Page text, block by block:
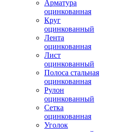
Арматура
оцинкованная
Круг
оцинкованный
Лента
оцинкованная
Лист
оцинкованный
Полоса стальная
оцинкованная
Рулон
оцинкованный
Сетка
оцинкованная
Уголок